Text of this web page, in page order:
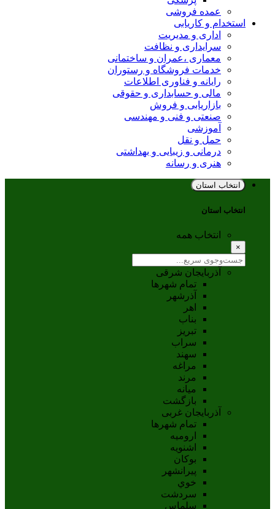
عمده فروشی
استخدام و کاریابی
اداری و مدیریت
سرایداری و نظافت
معماری ،عمران و ساختمانی
خدمات فروشگاه و رستوران
رایانه و فناوری اطلاعات
مالی و حسابداری و حقوقی
بازاریابی و فروش
صنعتی و فنی و مهندسی
آموزشی
حمل و نقل
درمانی و زیبایی و بهداشتی
هنری و رسانه
انتخاب استان
انتخاب استان
انتخاب همه
×
آذربایجان شرقی
تمام شهر‌ها
آذرشهر
اهر
بناب
تبريز
سراب
سهند
مراغه
مرند
ميانه
بازگشت
آذربایجان غربی
تمام شهر‌ها
اروميه
اشنويه
بوکان
پيرانشهر
خوي
سردشت
سلماس